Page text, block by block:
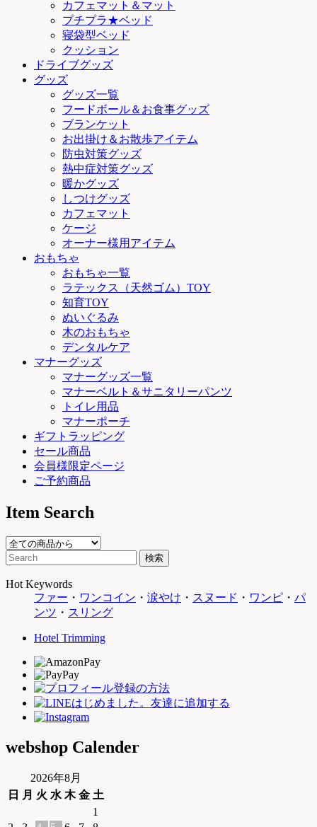
カフェマット＆マット
プチプラ★ベッド
寝袋型ベッド
クッション
ドライブグッズ
グッズ
グッズ一覧
フードボール＆お食事グッズ
ブランケット
お出掛け＆お散歩アイテム
防虫対策グッズ
熱中症対策グッズ
暖かグッズ
しつけグッズ
カフェマット
ケージ
オーナー様用アイテム
おもちゃ
おもちゃ一覧
ラテックス（天然ゴム）TOY
知育TOY
ぬいぐるみ
木のおもちゃ
デンタルケア
マナーグッズ
マナーグッズ一覧
マナーベルト＆サニタリーパンツ
トイレ用品
マナーポーチ
ギフトラッピング
セール商品
会員様限定ページ
ご予約商品
Item Search
Hot Keywords
ファー ・ ワンコイン ・ 涙やけ ・ スヌード ・ ワンピ ・ パ
ンツ ・ スリング
Hotel Trimming
webshop Calender
2026年8月
日
月 火 水 木 金 土
1